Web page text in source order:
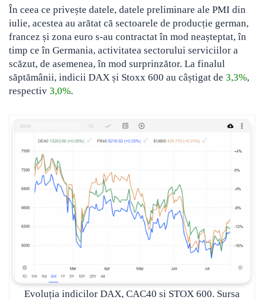
În ceea ce privește datele, datele preliminare ale PMI din
iulie, acestea au arătat că sectoarele de producție german,
francez și zona euro s-au contractat în mod neașteptat, în
timp ce în Germania, activitatea sectorului serviciilor a
scăzut, de asemenea, în mod surprinzător. La finalul
săptămânii, indicii DAX și Stoxx 600 au câștigat de 3,3%,
respectiv 3,0%.
Evoluția indicilor DAX, CAC40 si STOX 600. Sursa